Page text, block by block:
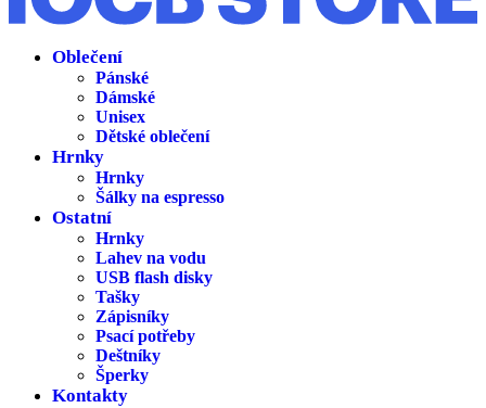
Oblečení
Pánské
Dámské
Unisex
Dětské oblečení
Hrnky
Hrnky
Šálky na espresso
Ostatní
Hrnky
Lahev na vodu
USB flash disky
Tašky
Zápisníky
Psací potřeby
Deštníky
Šperky
Kontakty